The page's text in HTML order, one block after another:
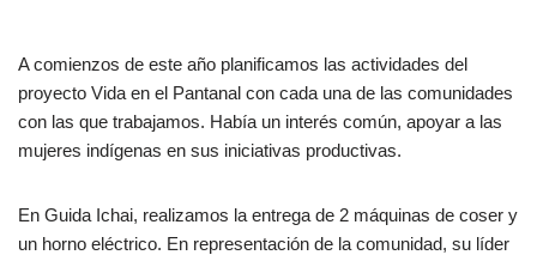
A comienzos de este año planificamos las actividades del
proyecto Vida en el Pantanal con cada una de las comunidades
con las que trabajamos. Había un interés común, apoyar a las
mujeres indígenas en sus iniciativas productivas.
En Guida Ichai, realizamos la entrega de 2 máquinas de coser y
un horno eléctrico. En representación de la comunidad, su líder